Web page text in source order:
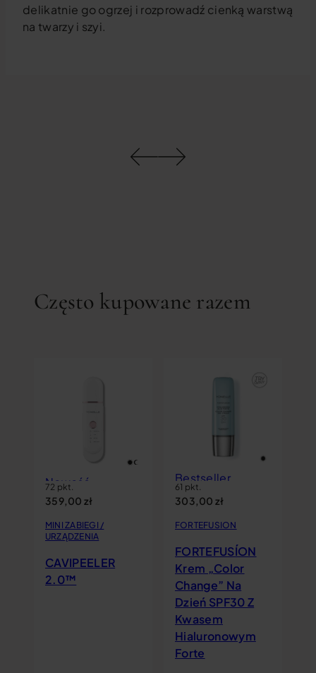
delikatnie go ogrzej i rozprowadź cienką warstwą
na twarzy i szyi.
Często kupowane razem
Nowość
72 pkt.
359,00 zł
MINI ZABIEGI /
URZĄDZENIA
CAVIPEELER
2.0™
Bestseller
61 pkt.
303,00 zł
FORTEFUSION
FORTEFUSÍON
Krem „Color
Change” Na
Dzień SPF30 Z
Kwasem
Hialuronowym
Forte